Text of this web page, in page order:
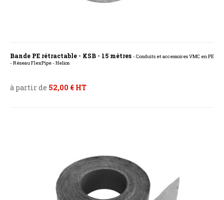
Bande PE rétractable - KSB - 15 mètres - Conduits et accessoires VMC en PE
- Réseau FlexPipe - Helios
à partir de 52,00 € HT